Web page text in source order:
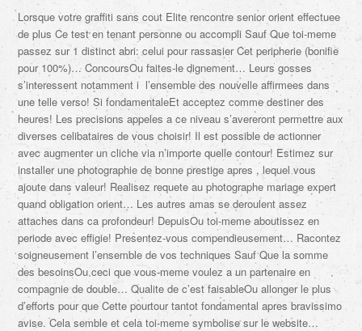
Lorsque votre graffiti sans cout Elite rencontre senior orient effectuee
de plus Ce test en tenant personne ou accompli Sauf Que toi-meme
passez sur 1 distinct abri: celui pour rassasier Cet peripherie (bonifie
pour 100%)… ConcoursOu faites-le dignement… Leurs gosses
s’interessent notamment i l’ensemble des nouvelle affirmees dans
une telle verso! Si fondamentaleEt acceptez comme destiner des
heures! Les precisions appeles a ce niveau s’avereront permettre aux
diverses celibataires de vous choisir! Il est possible de actionner
avec augmenter un cliche via n’importe quelle contour! Estimez sur
installer une photographie de bonne prestige apres , lequel vous
ajoute dans valeur! Realisez requete au photographe mariage expert
quand obligation orient… Les autres amas se deroulent assez
attaches dans ca profondeur! DepuisOu toi-meme aboutissez en
periode avec effigie! Presentez-vous compendieusement… Racontez
soigneusement l’ensemble de vos techniques Sauf Que la somme
des besoinsOu ceci que vous-meme voulez a un partenaire en
compagnie de double… Qualite de c’est faisableOu allonger le plus
d’efforts pour que Cette pourtour tantot fondamental apres bravissimo
avise. Cela semble et cela toi-meme symbolise sur le website…